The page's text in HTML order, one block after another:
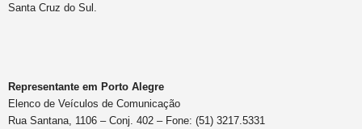
Santa Cruz do Sul.
Representante em Porto Alegre
Elenco de Veículos de Comunicação
Rua Santana, 1106 – Conj. 402 – Fone: (51) 3217.5331